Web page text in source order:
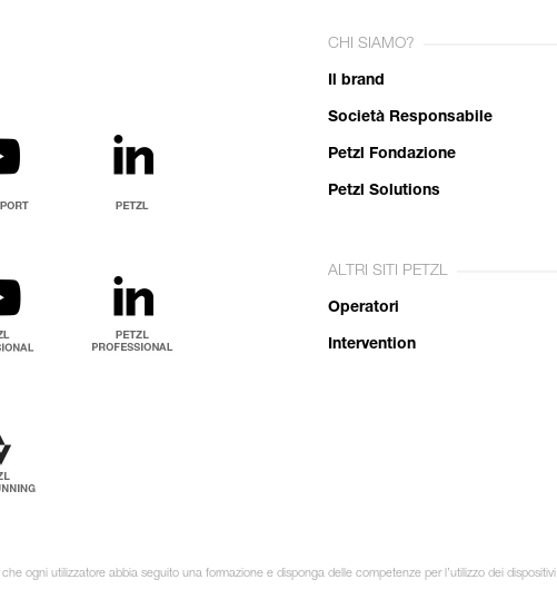
CHI SIAMO?
Il brand
Società Responsabile
Petzl Fondazione
Petzl Solutions
ALTRI SITI PETZL
Operatori
Intervention
ogni utilizzatore abbia seguito una formazione e disponga delle competenze per l’utilizzo dei